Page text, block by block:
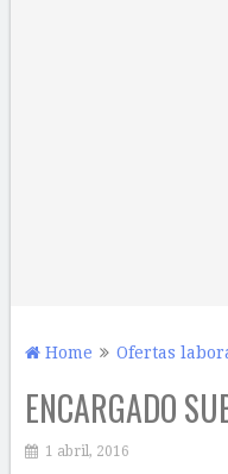
Home Ofertas
ENCARGADO
1 abril, 2016